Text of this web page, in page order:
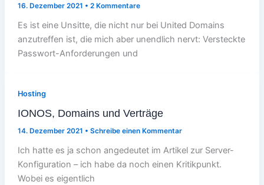
16. Dezember 2021 • 2 Kommentare
Es ist eine Unsitte, die nicht nur bei United Domains
anzutreffen ist, die mich aber unendlich nervt: Versteckte
Passwort-Anforderungen und
Hosting
IONOS, Domains und Verträge
14. Dezember 2021 • Schreibe einen Kommentar
Ich hatte es ja schon angedeutet im Artikel zur Server-
Konfiguration – ich habe da noch einen Kritikpunkt.
Wobei es eigentlich